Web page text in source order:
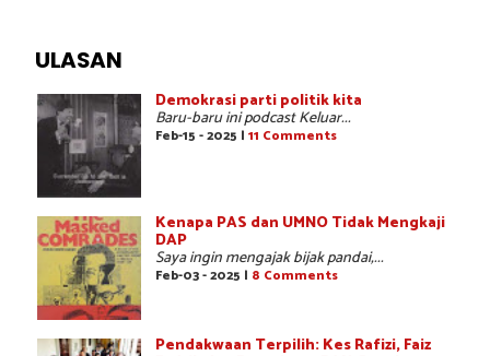
ULASAN
Demokrasi parti politik kita
Baru-baru ini podcast Keluar...
Feb-15 - 2025 | 11 Comments
Kenapa PAS dan UMNO Tidak Mengkaji
DAP
Saya ingin mengajak bijak pandai,...
Feb-03 - 2025 | 8 Comments
Pendakwaan Terpilih: Kes Rafizi, Faiz